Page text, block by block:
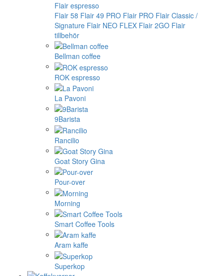
Flair espresso
Flair 58 Flair 49 PRO Flair PRO Flair Classic /
Signature Flair NEO FLEX Flair 2GO Flair
tillbehör
Bellman coffee
ROK espresso
La Pavoni
9Barista
Rancilio
Goat Story Gina
Pour-over
Morning
Smart Coffee Tools
Aram kaffe
Superkop